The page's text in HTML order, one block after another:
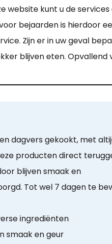
website kunt u de
bejaarden is hierdoor
Zijn er in uw geval
blijven eten.
dagvers gekookt, met
producten direct
blijven smaak en
Tot wel 7 dagen te
ingrediënten
smaak en geur